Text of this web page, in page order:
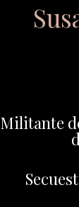
Militante